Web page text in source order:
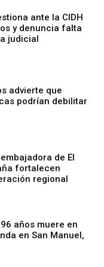
ante la CIDH
y denuncia falta
judicial
advierte que
podrían debilitar
de El
fortalecen
regional
años muere en
en San Manuel,